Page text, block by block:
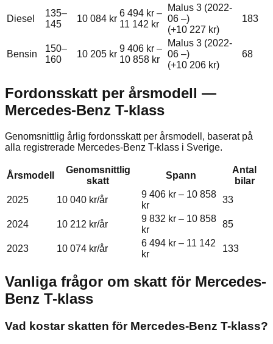
Diesel
135–
145
10 084 kr
6 494 kr –
11 142 kr
Malus 3 (2022-
06 –)
(+10 227 kr)
183
Bensin
150–
160
10 205 kr
9 406 kr –
10 858 kr
Malus 3 (2022-
06 –)
(+10 206 kr)
68
Fordonsskatt per årsmodell —
Mercedes-Benz T-klass
Genomsnittlig årlig fordonsskatt per årsmodell, baserat på
alla registrerade Mercedes-Benz T-klass i Sverige.
Årsmodell
Genomsnittlig
skatt
Spann
Antal
bilar
2025
10 040 kr/år
9 406 kr – 10 858
kr
33
2024 10 212 kr/år
9 832 kr – 10 858
kr
85
2023 10 074 kr/år
6 494 kr – 11 142
kr
133
Vanliga frågor om skatt för Mercedes-
Benz T-klass
Vad kostar skatten för Mercedes-Benz T-klass?